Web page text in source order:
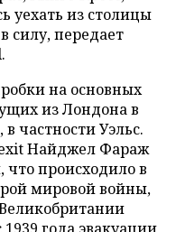
уехать из столицы
силу, передает
на основных
из Лондона в
частности Уэльс.
Найджел Фараж
что происходило в
мировой войны,